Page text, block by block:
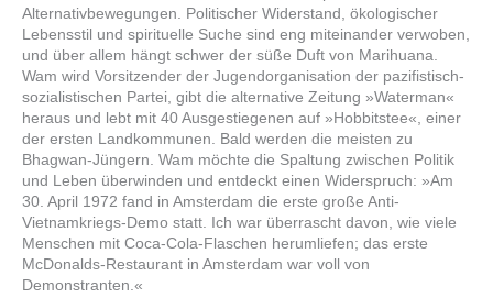
Alternativbewegungen. Politischer Widerstand, ökologischer
Lebensstil und spirituelle Suche sind eng miteinander verwoben,
und über allem hängt schwer der süße Duft von Marihuana.
Wam wird Vorsitzender der Jugendorganisation der pazifistisch-
sozialistischen Partei, gibt die alternative Zeitung »Waterman«
heraus und lebt mit 40 Ausgestiegenen auf »Hobbitstee«, einer
der ersten Landkommunen. Bald werden die meisten zu
Bhagwan-Jüngern. Wam möchte die Spaltung zwischen Politik
und Leben überwinden und entdeckt einen Widerspruch: »Am
30. April 1972 fand in Amsterdam die erste große Anti-
Vietnamkriegs-Demo statt. Ich war überrascht davon, wie viele
Menschen mit Coca-Cola-Flaschen herumliefen; das erste
McDonalds-Restaurant in Amsterdam war voll von
Demonstranten.«